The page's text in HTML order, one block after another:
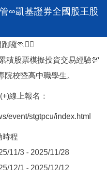
∞凱基證券全國股王股
囉🏃🏃‍♀️
積股票模擬投資交易經驗💯
院校暨高中職學生。
線上報名：
event/stgtpcu/index.html
時程
11/3 - 2025/11/28
12/1 - 2025/12/12